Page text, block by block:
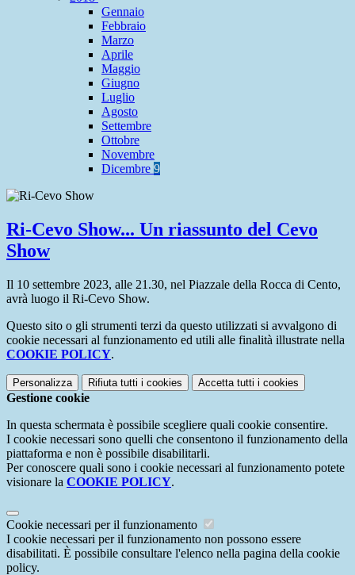
Gennaio
Febbraio
Marzo
Aprile
Maggio
Giugno
Luglio
Agosto
Settembre
Ottobre
Novembre
Dicembre 9
Ri-Cevo Show... Un riassunto del Cevo
Show
Il 10 settembre 2023, alle 21.30, nel Piazzale della Rocca di Cento,
avrà luogo il Ri-Cevo Show.
Questo sito o gli strumenti terzi da questo utilizzati si avvalgono di
cookie necessari al funzionamento ed utili alle finalità illustrate nella
COOKIE POLICY.
Personalizza Rifiuta tutti i cookies Accetta tutti i cookies
Gestione cookie
In questa schermata è possibile scegliere quali cookie consentire.
I cookie necessari sono quelli che consentono il funzionamento della
piattaforma e non è possibile disabilitarli.
Per conoscere quali sono i cookie necessari al funzionamento potete
visionare la COOKIE POLICY.
Cookie necessari per il funzionamento
I cookie necessari per il funzionamento non possono essere
disabilitati. È possibile consultare l'elenco nella pagina della cookie
policy.